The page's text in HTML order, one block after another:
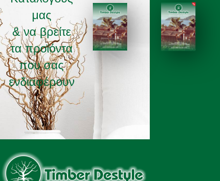
μας
& να βρείτε
τα προϊόντα
που σας
ενδιαφέρουν
ΚΑΤΑΛΟΓΟΣ 2025